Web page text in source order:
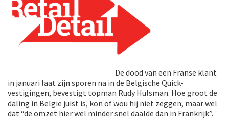
De dood van een Franse klant
in januari laat zijn sporen na in de Belgische Quick-
vestigingen, bevestigt topman Rudy Hulsman. Hoe groot de
daling in België juist is, kon of wou hij niet zeggen, maar wel
dat “de omzet hier wel minder snel daalde dan in Frankrijk”.